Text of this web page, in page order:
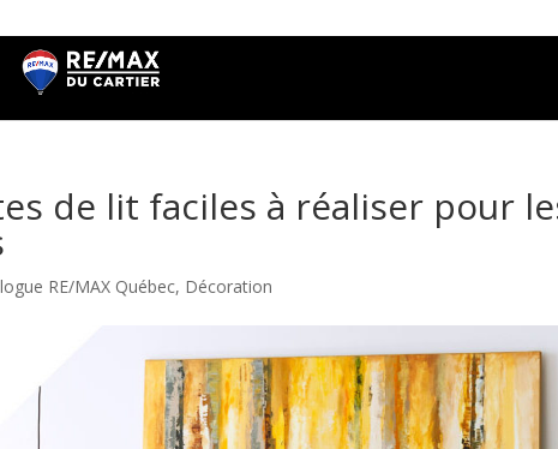
de lit faciles à réaliser pour
RE/MAX Québec, Décoration